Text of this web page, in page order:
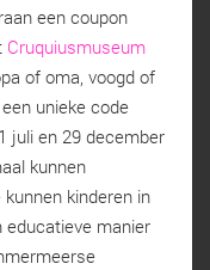
een coupon
Cruquiusmuseum
of oma, voogd of
unieke code
juli en 29 december
kunnen
kinderen in
educatieve manier